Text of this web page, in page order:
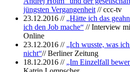
jüngsten Vergangenheit// ccc-tv
23.12.2016 // „Hätte ich das
ich den Job mache“ // Interview
Online
23.12.2016 // „Ich wusste, was
nicht“// Berliner Zeitung
18.12.2016 // „Im Einzelfall